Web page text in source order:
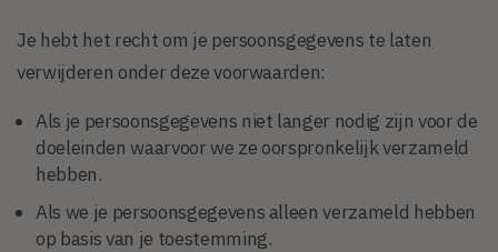
Je hebt het recht om je persoonsgegevens te laten
verwijderen onder deze voorwaarden:
Als je persoonsgegevens niet langer nodig zijn voor de
doeleinden waarvoor we ze oorspronkelijk verzameld
hebben.
Als we je persoonsgegevens alleen verzameld hebben
op basis van je toestemming.